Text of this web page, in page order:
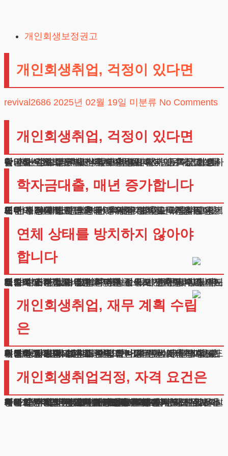
content
개인회생보정권고
개인회생취업, 걱정이 있다면
revival2686 2025년 02월 19일 미분류 No Comments
개인회생취업, 걱정이 있다면
안녕하세요, 법무법인 테헤란입니다. 지난주 상담실을 찾아오신 의뢰인께서 이런 질문을 하셨습니다. “변호사님, 저는 현재 대학교 4학년 학생입니다. 등록금과 생활비를 위해 받은 학자금 대출금이 2천만 원이 넘습니다.
졸업을 앞두고 있지만 취직이 바로 될지 모르겠고, 매달 갚아야 할 금액을 생각하면 불안합니다. 개인회생취업 관련 정보를 자세히 알고 싶습니다.”
학자금대출, 매년 증가합니다
이런 걱정을 하시는 분들이 많습니다. 교육통계에 따르면 전체 대학생 중 13%가 학자금 대출을 이용하고 있으며, 이는 매년 증가하는 추세를 보이고 있습니다.
채무 조정 제도를 활용한 경제적 재기는 구직활동 중에도 가능합니다.
특히 주목할 만한 점은 만 30세 미만 청년의 경우 상환 기간이 24개월로 단축되었다는 것입니다. 이는 젊은 세대의 경제적 자립을 돕기 위한 정책적 배려입니다.
연체 상태를 방치하지 않아야
합니다
오히려 연체 상태를 방치하는 것이 더 큰 문제가 될 수 있습니다. 연체가 장기화되면 신용도가 하락하고, 이는 취업에도 부정적 영향을 미칠 수 있기 때문입니다.
개인회생취업 준비생의 경우, 적극적인 채무 해결 의지를 보여주는 것이 오히려 긍정적으로 평가될 수 있습니다.
재정적 어려움을 겪는 청년들을 위해 맞춤형 지원 제도도 마련되어 있습니다. 구직활동 기간 동안은 상환 금액을 최소화하고, 취업 후에는 소득 수준에 맞춰 탄력적으로 조정할 수 있습니다.
개인회생취업, 재무 계획 수립
은
개인회생취업 과정에서 중요한 것은 현실적인 재무 계획 수립입니다. 법원이 인정하는 기본 생계비 외에도 구직활동에 필요한 교통비, 식비, 학원비 등을 고려해야 합니다.
이러한 비용들이 상환 계획에 반영되어야 지속 가능한 회생이 가능합니다. 또한 구직자를 위한 맞춤형 상담도 제공하고 있습니다.
취업 시장의 특성과 직종별 급여 수준을 고려하여, 실현 가능한 변제 계획을 수립합니다.
이를 통해 채무 조정과 취업 준비를 동시에 진행할 수 있도록 돕고 있습니다.
개인회생취업걱정, 자격 요건은
개인회생취업 준비하시는 분들은 몇 가지 자격 요건을 확인하셔야 합니다.
부채 총액이 1천만 원 이상이어야 하며, 장래 수입을 기대할 수 있어야 합니다. 또한 현재 보유한 재산보다 채무가 더 많은 상황이어야 합니다.
저희 법무법인은 의뢰인의 상황을 종합적으로 검토하여, 가장 적합한 해결방안을 제시해드립니다.
개인회생취업걱정, 단순한 법적 절차 안내를 넘어서 실질적인 경제적 재기가 가능하도록 지원해드립니다.
특히 구직 준비생의 경우, 취업 후 안정적인 근무가 가능하도록 세심한 계획을 수립해드립니다.
상호 : 법무법인 테헤란
사업자 : 589-86-01340
대표자 : 이수학
주소 : 서울시 강남구 테헤란로 420, KT선릉타워West 9층
광고책임변호사 : 이수학